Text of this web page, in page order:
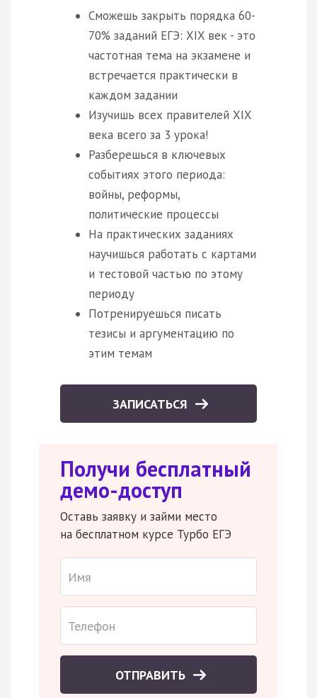
Сможешь закрыть порядка 60-
70% заданий ЕГЭ: XIX век - это
частотная тема на экзамене и
встречается практически в
каждом задании
Изучишь всех правителей XIX
века всего за 3 урока!
Разберешься в ключевых
событиях этого периода:
войны, реформы,
политические процессы
На практических заданиях
научишься работать с картами
и тестовой частью по этому
периоду
Потренируешься писать
тезисы и аргументацию по
этим темам
ЗАПИСАТЬСЯ
Получи бесплатный
демо-доступ
Оставь заявку и займи место
на бесплатном курсе Турбо ЕГЭ
ОТПРАВИТЬ